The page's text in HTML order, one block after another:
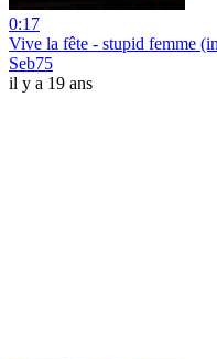
0:17
Vive la fête - stupid femme
Seb75
il y a 19 ans